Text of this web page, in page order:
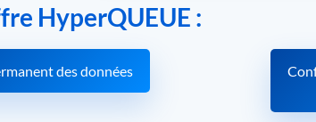
HyperQUEUE :
des données